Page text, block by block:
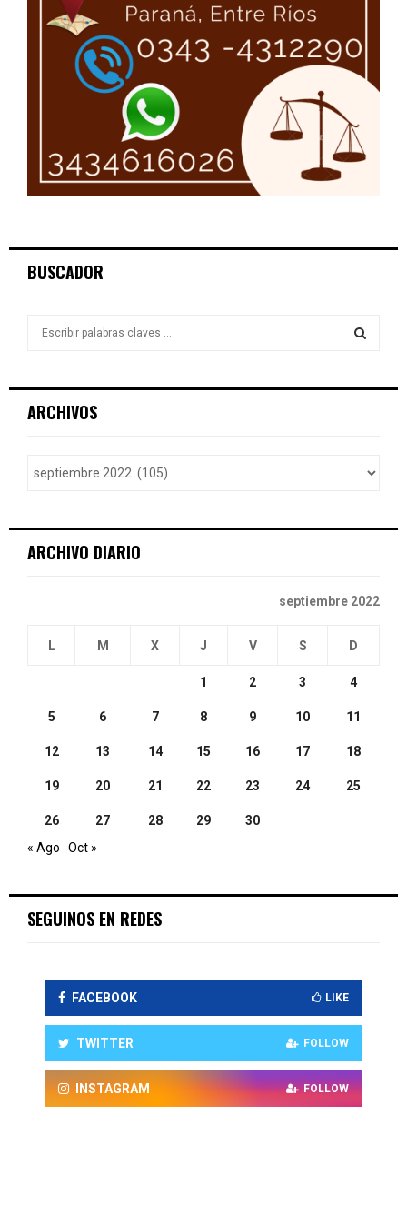
BUSCADOR
h
ARCHIVOS
ARCHIVO DIARIO
septiembre 2022
L M X J V S D
1 2 3 4
5 6 7 8 9 10 11
12 13 14 15 16 17 18
19 20 21 22 23 24 25
26 27 28 29
30
« Ago
Oct »
SEGUINOS EN REDES
FACEBOOK LIKE
TWITTER FOLLOW
INSTAGRAM FOLLOW